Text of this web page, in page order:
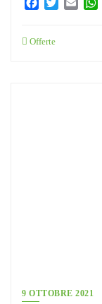
Offerte
9 OTTOBRE 2021